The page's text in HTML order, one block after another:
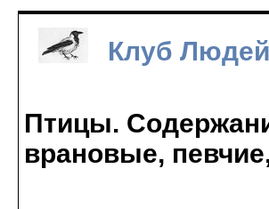
Клуб
Птицы.
врановые,